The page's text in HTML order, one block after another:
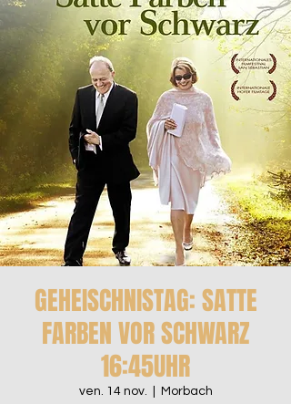
GEHEISCHNISTAG: SATTE
FARBEN VOR SCHWARZ
16:45UHR
ven. 14 nov. Morbach